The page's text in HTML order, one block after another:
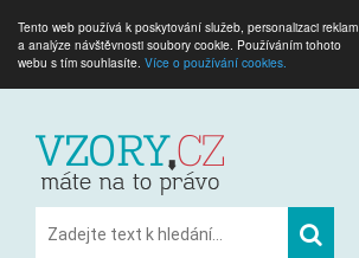
Tento web používá k poskytování služeb, personalizaci reklam
a analýze návštěvnosti soubory cookie. Používáním tohoto
webu s tím souhlasíte. Více o používání cookies.